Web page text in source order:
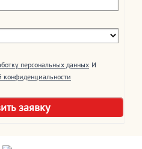
персональных данных и
конфиденциальности